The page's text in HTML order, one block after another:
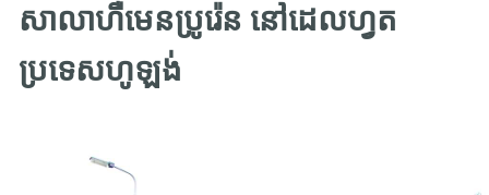
សាលាហឺមេនប្រូរ៉េន នៅដេលហ្វត
ប្រទេសហូឡង់